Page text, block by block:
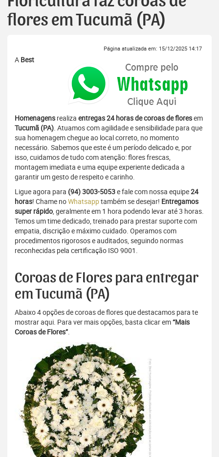
flores em Tucumã (PA)
Página atualizada em: 15/12/2025 14:17
A Best
Homenagens realiza entregas 24 horas de coroas de floresem
Tucumã (PA). Atuamos com agilidade e sensibilidade para que
sua homenagem chegue ao local correto, no momento
necessário. Sabemos que este é um período delicado e, por
isso, cuidamos de tudo com atenção: flores frescas,
montagem imediata e uma equipe experiente dedicada a
garantir um gesto de respeito e carinho.
Ligue agora para (94) 3003-5053e fale com nossa equipe24
horas! Chame noWhatsapptambém se desejar! Entregamos
super rápido, geralmente em 1 hora podendo levar até 3 horas.
Temos um time dedicado, treinado para prestar suporte com
empatia, discrição e máximo cuidado. Operamos com
procedimentos rigorosos e auditados, seguindo normas
reconhecidas pela certificação ISO 9001.
Coroas de Flores para entregar
em Tucumã (PA)
Abaixo 4 opções de coroas de flores que destacamos para te
mostrar aqui. Para ver mais opções, basta clicar em“Mais
Coroas de Flores”.